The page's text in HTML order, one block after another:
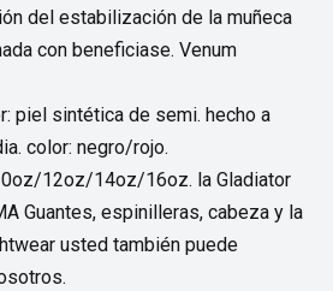
del estabilización de la muñeca
con beneficiase. Venum
piel sintética de semi. hecho a
color: negro/rojo.
12oz/14oz/16oz. la Gladiator
Guantes, espinilleras, cabeza y la
usted también puede